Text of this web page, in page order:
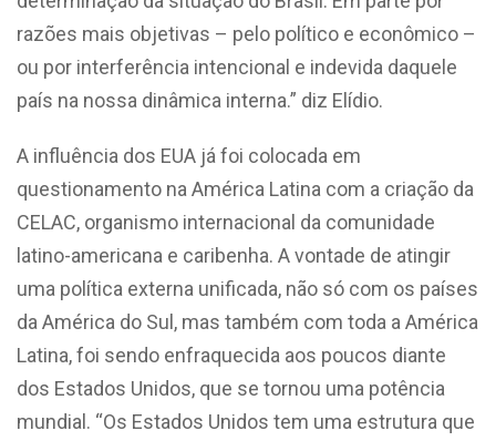
razões mais objetivas – pelo político e econômico –
ou por interferência intencional e indevida daquele
país na nossa dinâmica interna.” diz Elídio.
A influência dos EUA já foi colocada em
questionamento na América Latina com a criação da
CELAC, organismo internacional da comunidade
latino-americana e caribenha. A vontade de atingir
uma política externa unificada, não só com os países
da América do Sul, mas também com toda a América
Latina, foi sendo enfraquecida aos poucos diante
dos Estados Unidos, que se tornou uma potência
mundial. “Os Estados Unidos tem uma estrutura que